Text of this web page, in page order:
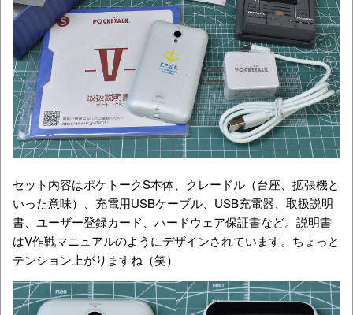
セット内容はポケトークS本体、クレードル（台座、拡張機と
いった意味）、充電用USBケーブル、USB充電器、取扱説明
書、ユーザー登録カード、ハードウェア保証書など。説明書
はV作戦マニュアルのようにデザインされています。ちょっと
テンション上がりますね（笑）